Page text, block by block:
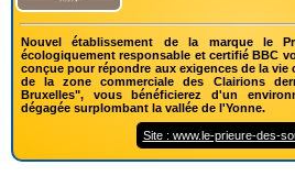
Nouvel établissement de la marque le
écologiquement responsable et certifié BBC
conçue pour répondre aux exigences de la
de la zone commerciale des Clairions
Bruxelles", vous bénéficierez d'un
dégagée surplombant la vallée de l'Yonne.
Site : www.le-prieure-des-